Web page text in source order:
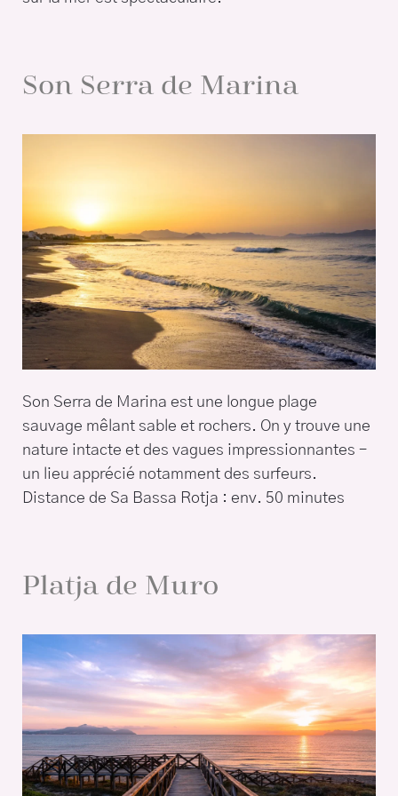
Son Serra de Marina
Son Serra de Marina est une longue plage
sauvage mêlant sable et rochers. On y trouve une
nature intacte et des vagues impressionnantes –
un lieu apprécié notamment des surfeurs.
Distance de Sa Bassa Rotja : env. 50 minutes
Platja de Muro